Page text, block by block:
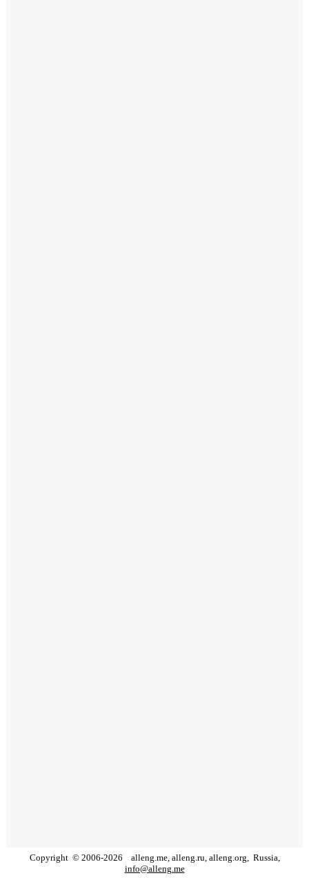
Copyright © 2006-2026 alleng.me, alleng.ru, alleng.org, Russia,
info@alleng.me